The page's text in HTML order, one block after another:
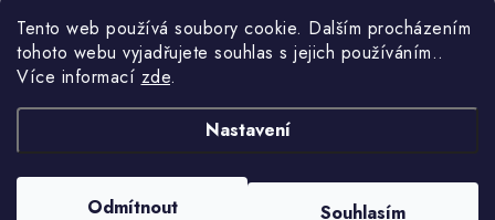
Tento web používá soubory cookie. Dalším procházením
tohoto webu vyjadřujete souhlas s jejich používáním..
Více informací zde.
Nastavení
Odmítnout Souhlasím
Prodejna
Rady a tipy
vzduchotechnika-ventilace. Všechna práva vyhrazena.